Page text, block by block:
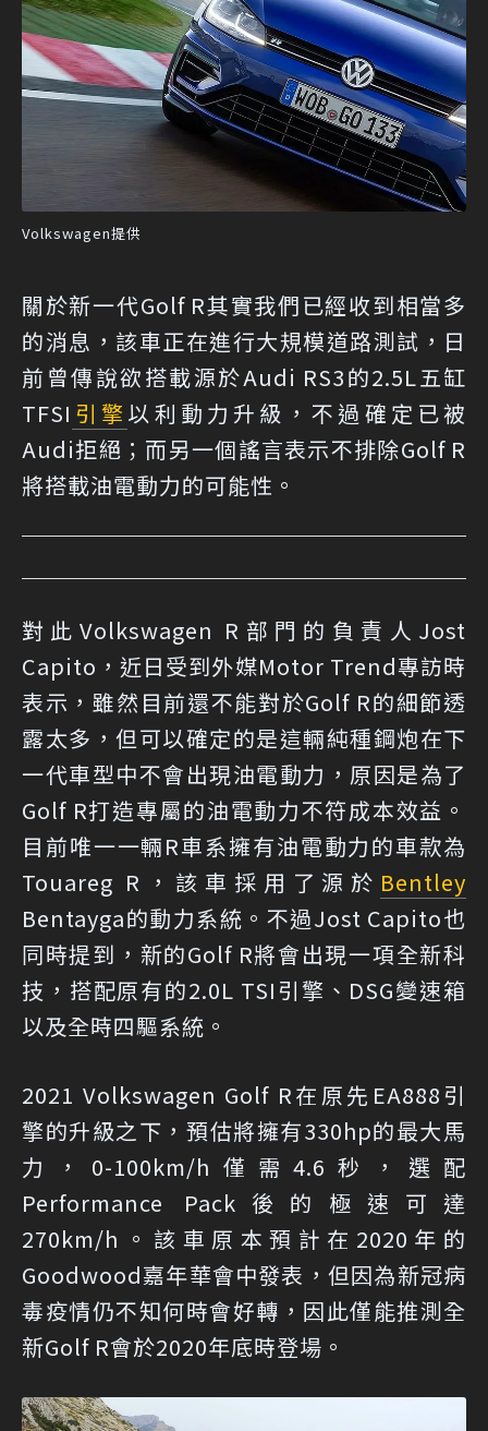
Volkswagen提供
關於新一代Golf R其實我們已經收到相當多
的消息，該車正在進行大規模道路測試，日
前曾傳說欲搭載源於Audi RS3的2.5L五缸
TFSI 引擎 以利動力升級，不過確定已被
Audi拒絕；而另一個謠言表示不排除Golf R
將搭載油電動力的可能性。
對此Volkswagen R部門的負責人Jost
Capito，近日受到外媒Motor Trend專訪時
表示，雖然目前還不能對於Golf R的細節透
露太多，但可以確定的是這輛純種鋼炮在下
一代車型中不會出現油電動力，原因是為了
Golf R打造專屬的油電動力不符成本效益。
目前唯一一輛R車系擁有油電動力的車款為
Touareg R，該車採用了源於 Bentley
Bentayga的動力系統。不過Jost Capito也
同時提到，新的Golf R將會出現一項全新科
技，搭配原有的2.0L TSI引擎、DSG變速箱
以及全時四驅系統。
2021 Volkswagen Golf R在原先EA888引
擎的升級之下，預估將擁有330hp的最大馬
力，0-100km/h僅需4.6秒，選配
Performance Pack後的極速可達
270km/h。該車原本預計在2020年的
Goodwood嘉年華會中發表，但因為新冠病
毒疫情仍不知何時會好轉，因此僅能推測全
新Golf R會於2020年底時登場。